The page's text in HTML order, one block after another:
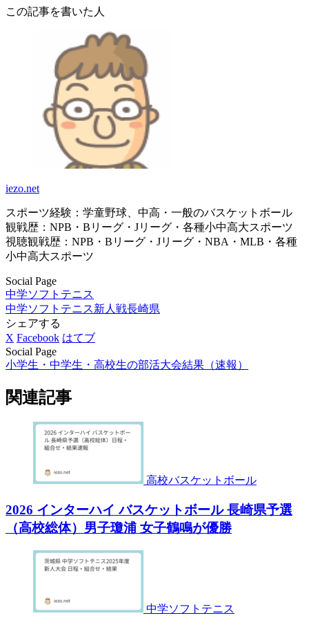
この記事を書いた人
iezo.net
スポーツ経験：学童野球、中高・一般のバスケットボール
観戦歴：NPB・Bリーグ・Jリーグ・各種小中高大スポーツ
視聴観戦歴：NPB・Bリーグ・Jリーグ・NBA・MLB・各種
小中高大スポーツ
Social Page
中学ソフトテニス
中学ソフトテニス新人戦長崎県
シェアする
X Facebook はてブ
Social Page
小学生・中学生・高校生の部活大会結果（速報）
関連記事
高校バスケットボール
2026 インターハイ バスケットボール 長崎県予選
（高校総体）男子瓊浦 女子鶴鳴が優勝
中学ソフトテニス